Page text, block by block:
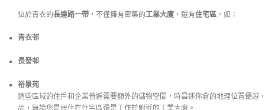
位於青衣的長達路一帶 ，不僅擁有密集的工業大廈 ，還有住宅區 ，如：
青衣邨
長發邨
裕景苑
這些區域的住戶和企業普遍需要額外的儲物空間，時昌迷你倉的地理位置優越